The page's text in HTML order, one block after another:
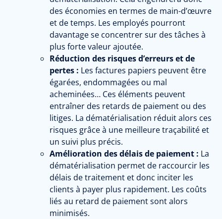
des économies en termes de main-d’œuvre
et de temps. Les employés pourront
davantage se concentrer sur des tâches à
plus forte valeur ajoutée.
Réduction des risques d’erreurs et de
pertes : Les factures papiers peuvent être
égarées, endommagées ou mal
acheminées… Ces éléments peuvent
entraîner des retards de paiement ou des
litiges. La dématérialisation réduit alors ces
risques grâce à une meilleure traçabilité et
un suivi plus précis.
Amélioration des délais de paiement : La
dématérialisation permet de raccourcir les
délais de traitement et donc inciter les
clients à payer plus rapidement. Les coûts
liés au retard de paiement sont alors
minimisés.